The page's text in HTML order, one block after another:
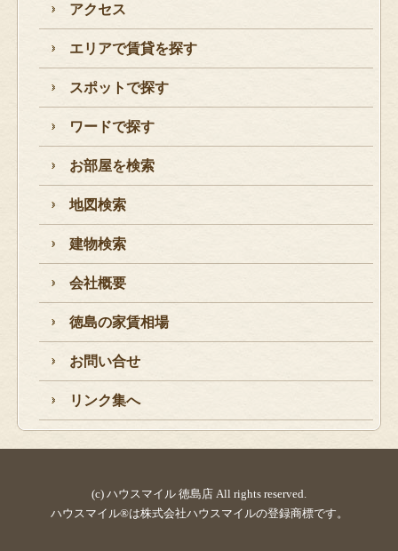
アクセス
エリアで賃貸を探す
スポットで探す
ワードで探す
お部屋を検索
地図検索
建物検索
会社概要
徳島の家賃相場
お問い合せ
リンク集へ
(c) ハウスマイル 徳島店 All rights reserved.
ハウスマイル®は株式会社ハウスマイルの登録商標です。